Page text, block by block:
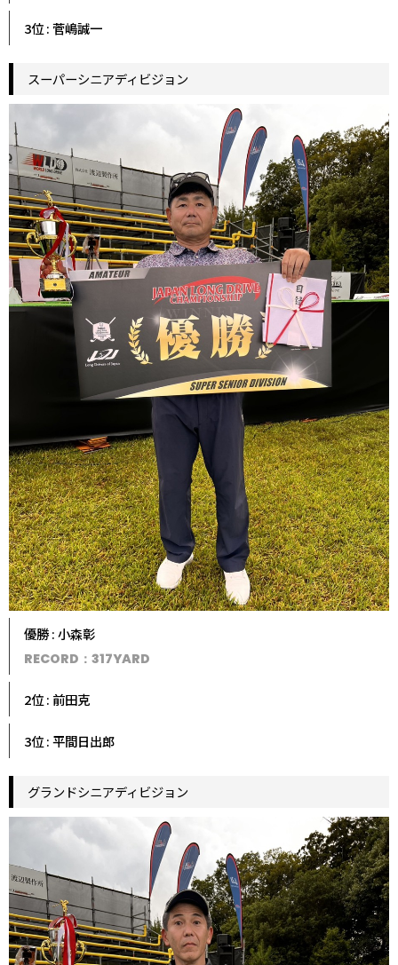
3位 : 菅嶋誠一
スーパーシニアディビジョン
優勝 : 小森彰
RECORD：317YARD
2位 : 前田克
3位 : 平間日出郎
グランドシニアディビジョン